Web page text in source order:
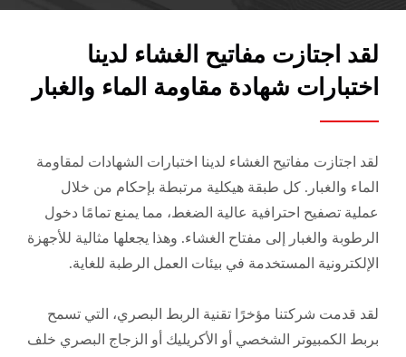
الأغشية المبتكرة
لقد اجتازت مفاتيح الغشاء لدينا
اختبارات شهادة مقاومة الماء والغبار
لقد اجتازت مفاتيح الغشاء لدينا اختبارات الشهادات لمقاومة
الماء والغبار. كل طبقة هيكلية مرتبطة بإحكام من خلال
عملية تصفيح احترافية عالية الضغط، مما يمنع تمامًا دخول
الرطوبة والغبار إلى مفتاح الغشاء. وهذا يجعلها مثالية للأجهزة
الإلكترونية المستخدمة في بيئات العمل الرطبة للغاية.
لقد قدمت شركتنا مؤخرًا تقنية الربط البصري، التي تسمح
بربط الكمبيوتر الشخصي أو الأكريليك أو الزجاج البصري خلف